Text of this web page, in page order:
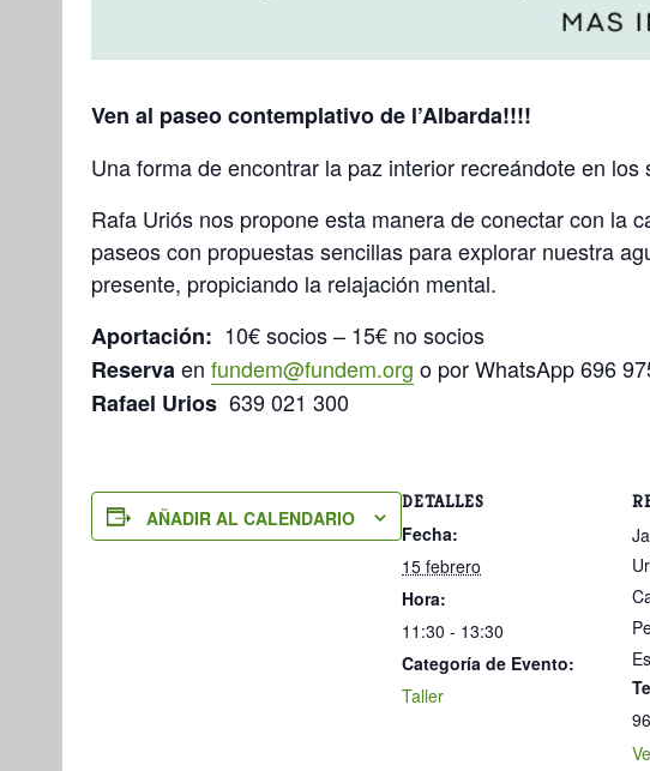
Ven al paseo contemplativo de l’Albarda!!!!
Una forma de encontrar la paz interior recreándote en
Rafa Uriós nos propone esta manera de conectar con la
paseos con propuestas sencillas para explorar nuestra
presente, propiciando la relajación mental.
Aportación: 10€ socios – 15€ no socios
Reservaen fundem@fundem.org o por WhatsApp 696
Rafael Urios 639 021 300
AÑADIR AL CALENDARIO
DETALLES
Fecha:
15 febrero
Hora:
11:30 - 13:30
Categoría de Evento:
Taller